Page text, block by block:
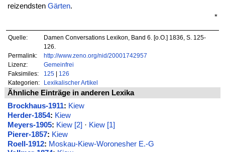
reizendsten Gärten.
*
Quelle:
Damen Conversations Lexikon, Band 6. [o.O.] 1836, S. 125-
126.
Permalink:
http://www.zeno.org/nid/20001742957
Lizenz:
Gemeinfrei
Faksimiles:
125| 126
Kategorien:
Lexikalischer Artikel
Ähnliche Einträge in anderen Lexika
Brockhaus-1911: Kiew
Herder-1854: Kiew
Meyers-1905: Kiew [2] · Kiew [1]
Pierer-1857: Kiew
Roell-1912: Moskau-Kiew-Woronesher E.-G